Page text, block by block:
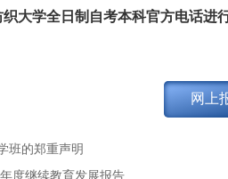
大学全日制自考本科官方电话进
网上
班的郑重声明
度继续教育发展报告